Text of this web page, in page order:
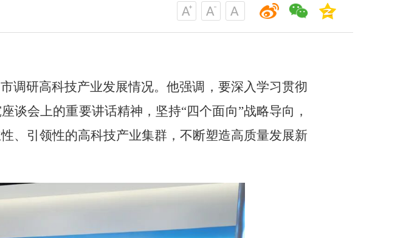
调研高科技产业发展情况。他强调，要深入学习贯彻
谈会上的重要讲话精神，坚持“四个面向”战略导向，
、引领性的高科技产业集群，不断塑造高质量发展新